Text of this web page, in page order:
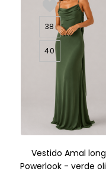
38
40
Vestido Amal
Powerlook - verde